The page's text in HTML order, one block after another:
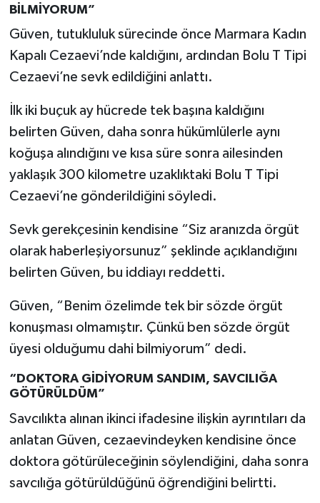
BİLMİYORUM”
Güven, tutukluluk sürecinde önce Marmara Kadın
Kapalı Cezaevi’nde kaldığını, ardından Bolu T Tipi
Cezaevi’ne sevk edildiğini anlattı.
İlk iki buçuk ay hücrede tek başına kaldığını
belirten Güven, daha sonra hükümlülerle aynı
koğuşa alındığını ve kısa süre sonra ailesinden
yaklaşık 300 kilometre uzaklıktaki Bolu T Tipi
Cezaevi’ne gönderildiğini söyledi.
Sevk gerekçesinin kendisine “Siz aranızda örgüt
olarak haberleşiyorsunuz” şeklinde açıklandığını
belirten Güven, bu iddiayı reddetti.
Güven, “Benim özelimde tek bir sözde örgüt
konuşması olmamıştır. Çünkü ben sözde örgüt
üyesi olduğumu dahi bilmiyorum” dedi.
“DOKTORA GİDİYORUM SANDIM, SAVCILIĞA
GÖTÜRÜLDÜM”
Savcılıkta alınan ikinci ifadesine ilişkin ayrıntıları da
anlatan Güven, cezaevindeyken kendisine önce
doktora götürüleceğinin söylendiğini, daha sonra
savcılığa götürüldüğünü öğrendiğini belirtti.